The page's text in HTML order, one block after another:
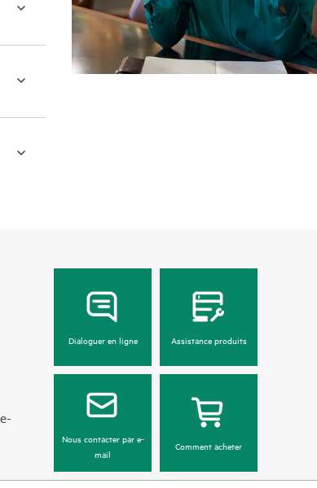
Dialoguer en ligne Assistance produits
Nous contacter par e-
mail
Comment acheter